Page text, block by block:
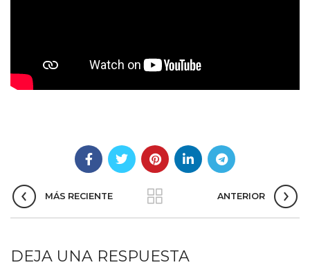
MÁS RECIENTE ANTERIOR
DEJA UNA RESPUESTA